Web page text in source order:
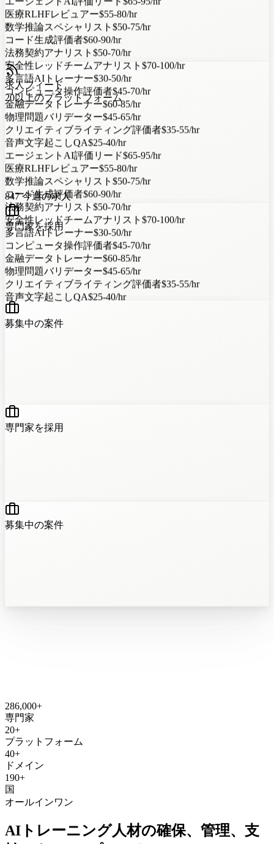
求人フィード
20以上のプラットフォーム
医療RLHFレビュアー$55-80/hr
数学推論スペシャリスト$50-75/hr
コード生成評価者
$60-90/hr
法務契約アナリスト$50-70/hr
安全性レッドチームアナリスト
多言語AIトレーナー $30-50/hr
コンピュータ操作評価者$45-70/hr
金融データトレーナー$60-85/hr
物理問題バリデーター $45-65/hr
クリエイティブライティング評価者
音声文字起こしQA$25-40/hr
エージェントAI評価リード$65-95/hr
医療RLHFレビュアー$55-80/hr
数学推論スペシャリスト$50-75/hr
コード生成評価者
$60-90/hr
法務契約アナリスト$50-70/hr
安全性レッドチームアナリスト
多言語AIトレーナー $30-50/hr
コンピュータ操作評価者$45-70/hr
金融データトレーナー$60-85/hr
物理問題バリデーター $45-65/hr
クリエイティブライティング評価者
音声文字起こしQA$25-40/hr
847 今週の求人
専門家を採用
????
募集中の案件
専門家を採用
募集中の案件
286,000+
専門家
20+
プラットフォーム
40+
ドメイン
190+
国
オールインワン
AIトレーニング人材の確保、管理、支